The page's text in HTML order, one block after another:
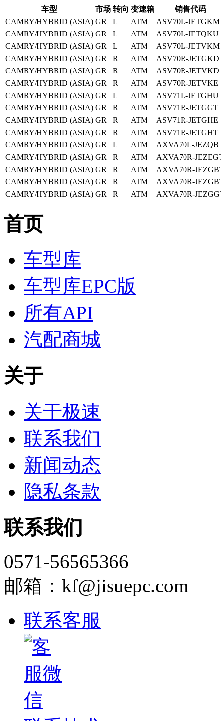
车型 市场 转向 变速箱
销售代码
CAMRY/HYBRID (ASIA) GR L ATM
ASV70L-JETGKM
CAMRY/HYBRID (ASIA) GR L ATM
ASV70L-JETQKU
CAMRY/HYBRID (ASIA) GR L ATM
ASV70L-JETVKM
CAMRY/HYBRID (ASIA) GR R ATM
ASV70R-JETGKD
CAMRY/HYBRID (ASIA) GR R ATM
ASV70R-JETVKD
CAMRY/HYBRID (ASIA) GR R ATM
ASV70R-JETVKE
CAMRY/HYBRID (ASIA) GR L ATM
ASV71L-JETGHU
CAMRY/HYBRID (ASIA) GR R ATM
ASV71R-JETGGT
CAMRY/HYBRID (ASIA) GR R ATM
ASV71R-JETGHE
CAMRY/HYBRID (ASIA) GR R ATM
ASV71R-JETGHT
CAMRY/HYBRID (ASIA) GR L ATM
AXVA70L-
CAMRY/HYBRID (ASIA) GR R ATM
AXVA70R-
CAMRY/HYBRID (ASIA) GR R ATM
AXVA70R-
CAMRY/HYBRID (ASIA) GR R ATM
AXVA70R-
CAMRY/HYBRID (ASIA) GR R ATM AXVA70R-
首页
车型库
车型库EPC版
所有API
汽配商城
关于
关于极速
联系我们
新闻动态
隐私条款
联系我们
0571-56565366
邮箱：kf@jisuepc.com
联系客服